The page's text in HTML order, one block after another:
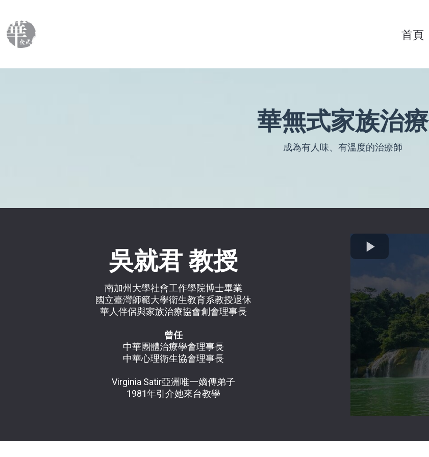
首頁
華無式家族治療
成為有人味、有溫度的治療師
吳就君 教授
南加州大學社會工作學院博士畢業
國立臺灣師範大學衛生教育系教授退休
華人伴侶與家族治療協會創會理事長
曾任
中華團體治療學會理事長
中華心理衛生協會理事長
Virginia Satir亞洲唯一嫡傳弟子
1981年引介她來台教學